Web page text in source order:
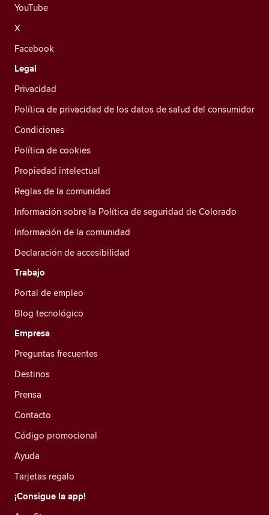
YouTube
X
Facebook
Legal
Privacidad
Política de privacidad de los datos de salud del consumidor
Condiciones
Política de cookies
Propiedad intelectual
Reglas de la comunidad
Información sobre la Política de seguridad de Colorado
Información de la comunidad
Declaración de accesibilidad
Trabajo
Portal de empleo
Blog tecnológico
Empresa
Preguntas frecuentes
Destinos
Prensa
Contacto
Código promocional
Ayuda
Tarjetas regalo
¡Consigue la app!